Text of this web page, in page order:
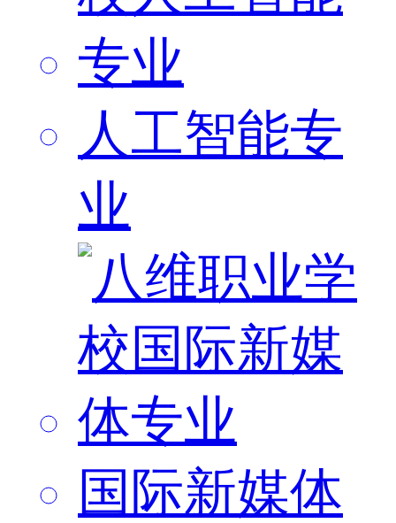
人工智能专
业
国际新媒体